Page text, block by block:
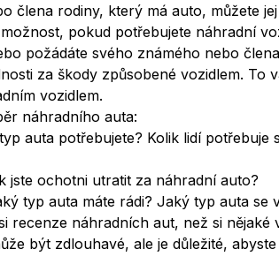
člena rodiny, který má auto, můžete
pokud potřebujete náhradní
požádáte svého známého nebo
za škody způsobené vozidlem. To
vozidlem.
náhradního auta:
auta potřebujete? Kolik lidí potřebuje
jste ochotni utratit za náhradní auto?
typ auta máte rádi? Jaký typ auta se
recenze náhradních aut, než si nějaké
být zdlouhavé, ale je důležité,